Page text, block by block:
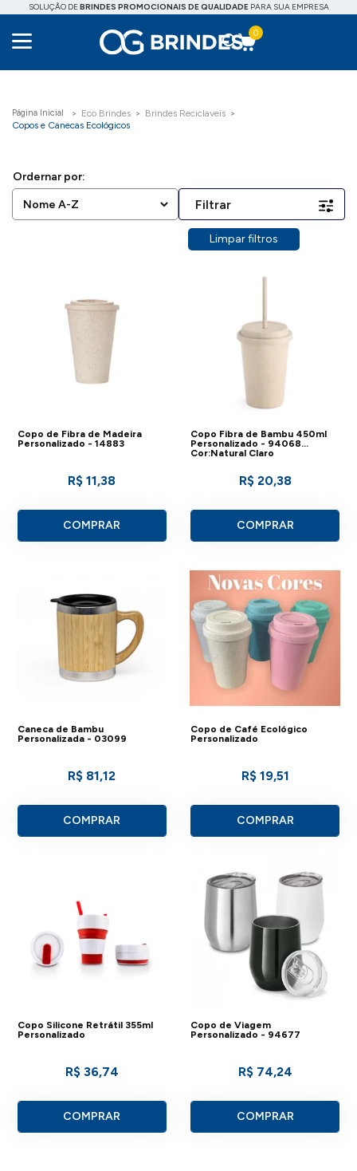
SOLUÇÃO DEBRINDES PROMOCIONAIS DE QUALIDADEPARA SUA EMPRESA
0
Eco Brindes
Brindes Reciclaveis
Copos e Canecas Ecológicos
Filtrar
Limpar filtros
Copo de Fibra de Madeira
Personalizado - 14883
R$ 11,38
COMPRAR
Copo Fibra de Bambu 450ml
Personalizado - 94068
Cor:Natural Claro
R$ 20,38
COMPRAR
Caneca de Bambu
Personalizada - 03099
R$ 81,12
COMPRAR
Copo de Café Ecológico
Personalizado
R$ 19,51
COMPRAR
Copo Silicone Retrátil 355ml
Personalizado
R$ 36,74
COMPRAR
Copo de Viagem
Personalizado - 94677
R$ 74,24
COMPRAR